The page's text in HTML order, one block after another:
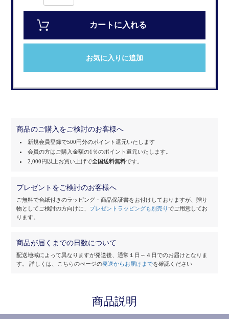
カートに入れる
お気に入りに追加
商品のご購入をご検討のお客様へ
新規会員登録で500円分のポイント還元いたします
会員の方はご購入金額の1％のポイント還元いたします。
2,000円以上お買い上げで全国送料無料です。
プレゼントをご検討のお客様へ
ご無料で台紙付きのラッピング・商品保証書をお付けしておりますが、贈り
物としてご検討の方向けに、 プレゼントラッピングも別売りでご用意してお
ります。
商品が届くまでの日数について
配送地域によって異なりますが発送後、通常１日～４日でのお届けとなりま
す。
詳しくは、こちらのぺージの発送からお届けまでを確認ください
商品説明